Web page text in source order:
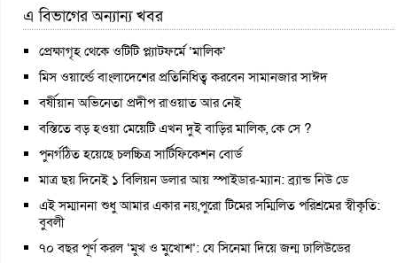
এ বিভাগের অন্যান্য খবর
প্রেক্ষাগৃহ থেকে ওটিটি প্ল্যাটফর্মে ‘মালিক’
মিস ওয়ার্ল্ডে বাংলাদেশের প্রতিনিধিত্ব করবেন সামানজার সাঈদ
বর্ষীয়ান অভিনেতা প্রদীপ রাওয়াত আর নেই
বস্তিতে বড় হওয়া মেয়েটি এখন দুই বাড়ির মালিক, কে সে ?
পুনর্গঠিত হয়েছে চলচ্চিত্র সার্টিফিকেশন বোর্ড
মাত্র ছয় দিনেই ১ বিলিয়ন ডলার আয় স্পাইডার-ম্যান: ব্র্যান্ড নিউ ডে
এই সম্মাননা শুধু আমার একার নয়,পুরো টিমের সম্মিলিত পরিশ্রমের স্বীকৃতি:
বুবলী
৭০ বছর পূর্ণ করল ‘মুখ ও মুখোশ’: যে সিনেমা দিয়ে জন্ম ঢালিউডের